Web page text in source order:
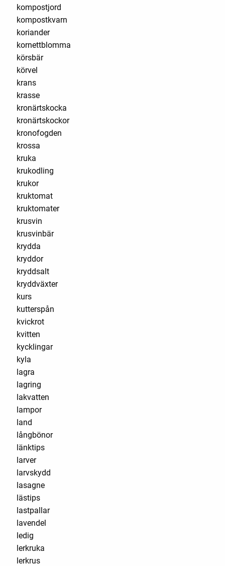
kompostjord
kompostkvarn
koriander
kornettblomma
körsbär
körvel
krans
krasse
kronärtskocka
kronärtskockor
kronofogden
krossa
kruka
krukodling
krukor
kruktomat
kruktomater
krusvin
krusvinbär
krydda
kryddor
kryddsalt
kryddväxter
kurs
kutterspån
kvickrot
kvitten
kycklingar
kyla
lagra
lagring
lakvatten
lampor
land
långbönor
länktips
larver
larvskydd
lasagne
lästips
lastpallar
lavendel
ledig
lerkruka
lerkrus